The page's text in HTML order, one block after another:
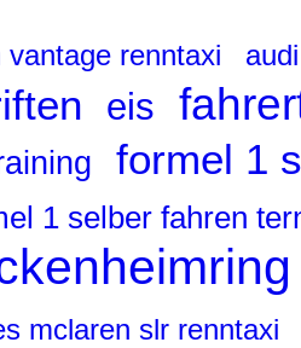
renntaxi
eis
formel 1
1 selber fahren
mclaren slr renntaxi